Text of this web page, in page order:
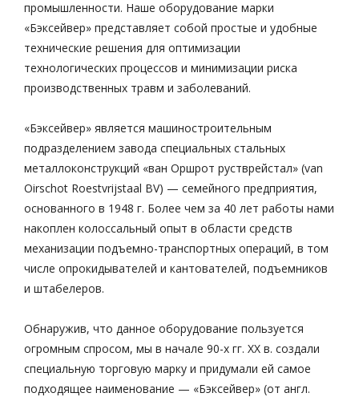
промышленности. Наше оборудование марки
«Бэксейвер» представляет собой простые и удобные
технические решения для оптимизации
технологических процессов и минимизации риска
производственных травм и заболеваний.
«Бэксейвер» является машиностроительным
подразделением завода специальных стальных
металлоконструкций «ван Оршрот рустврейстал» (van
Oirschot Roestvrijstaal BV) — семейного предприятия,
основанного в 1948 г. Более чем за 40 лет работы нами
накоплен колоссальный опыт в области средств
механизации подъемно-транспортных операций, в том
числе опрокидывателей и кантователей, подъемников
и штабелеров.
Обнаружив, что данное оборудование пользуется
огромным спросом, мы в начале 90-х гг. ХХ в. создали
специальную торговую марку и придумали ей самое
подходящее наименование — «Бэксейвер» (от англ.